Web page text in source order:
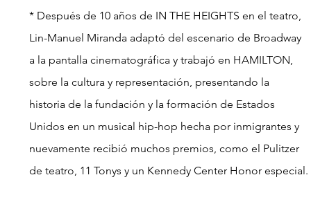
* Después de 10 años de IN THE HEIGHTS en el teatro,
Lin-Manuel Miranda adaptó del escenario de Broadway
a la pantalla cinematográfica y trabajó en HAMILTON,
sobre la cultura y representación, presentando la
historia de la fundación y la formación de Estados
Unidos en un musical hip-hop hecha por inmigrantes y
nuevamente recibió muchos premios, como el Pulitzer
de teatro, 11 Tonys y un Kennedy Center Honor especial.